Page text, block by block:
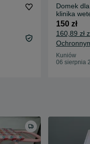
Domek
klinika
150 zł
160,89 zł
Kuniów
06 sierpnia